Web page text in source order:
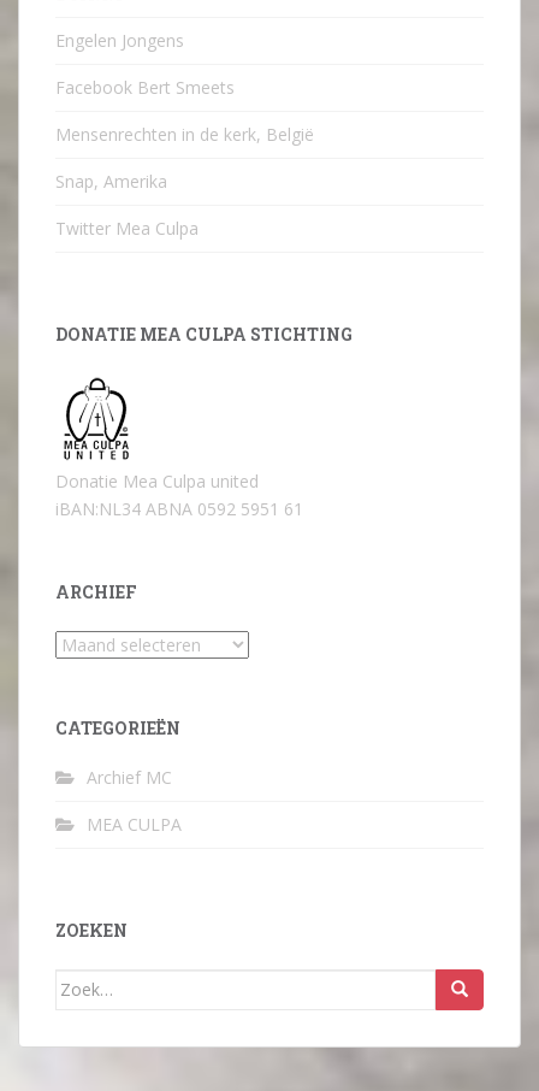
Engelen Jongens
Facebook Bert Smeets
Mensenrechten in de kerk, België
Snap, Amerika
Twitter Mea Culpa
DONATIE MEA CULPA STICHTING
Donatie Mea Culpa united
iBAN:NL34 ABNA 0592 5951 61
ARCHIEF
Archief
CATEGORIEËN
Archief MC
MEA CULPA
ZOEKEN
Zoek